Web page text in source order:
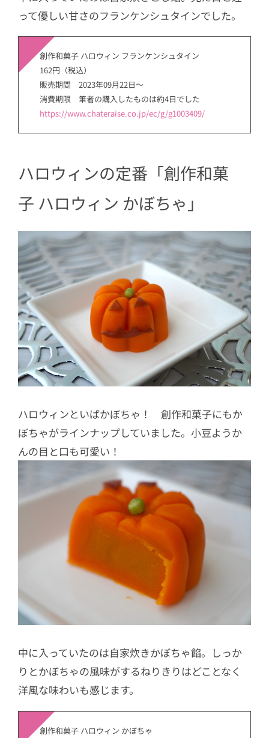
って優しい甘さのフランケンシュタインでした。
創作和菓子 ハロウィン フランケンシュタイン
162円（税込）
販売期間 2023年09月22日～
消費期限 筆者の購入したものは約4日でした
https://www.chateraise.co.jp/ec/g/g1003409/
ハロウィンの定番「創作和菓
子 ハロウィン かぼちゃ」
ハロウィンといばかぼちゃ！ 創作和菓子にもか
ぼちゃがラインナップしていました。小豆ようか
んの目と口も可愛い！
中に入っていたのは自家炊きかぼちゃ餡。しっか
りとかぼちゃの風味がするねりきりはどことなく
洋風な味わいも感じます。
創作和菓子 ハロウィン かぼちゃ